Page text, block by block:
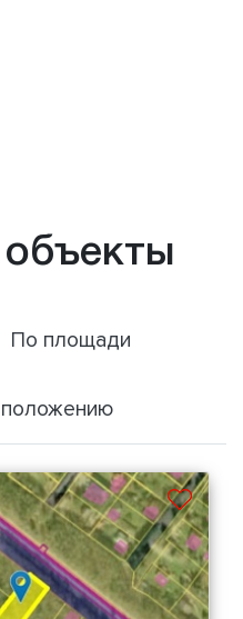
По площади